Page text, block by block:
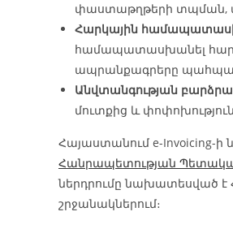
փաստաթղթերի տպման,
Հարկային
համապատասխանել
ապրանքագրերը
Անվտանգության
մուտքից և
Հայաստանում e-Invoicing-ի
Հանրապետության
ներդրումը նախատեսված է
շրջանակներում։